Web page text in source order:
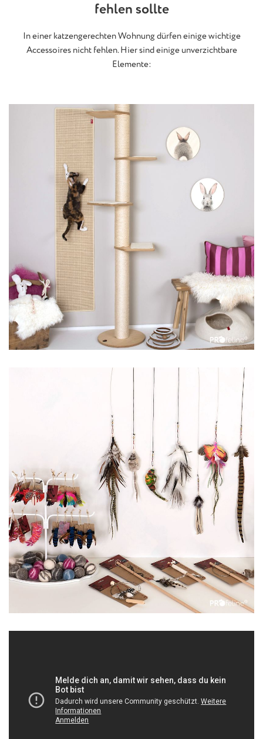
fehlen sollte
In einer katzengerechten Wohnung dürfen einige wichtige
Accessoires nicht fehlen. Hier sind einige unverzichtbare
Elemente: